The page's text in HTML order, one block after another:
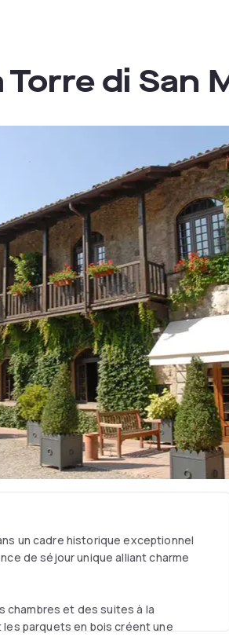
di San
un cadre historique exceptionnel
de séjour unique alliant charme
et des suites à la
parquets en bois créent une